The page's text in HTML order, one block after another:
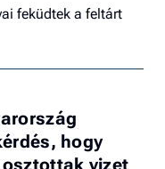
feküdtek a feltárt
hogy
vizet